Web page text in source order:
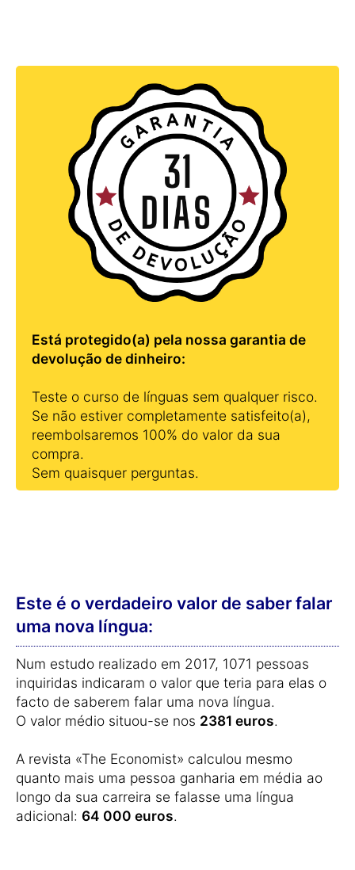
Está protegido(a) pela nossa garantia de
devolução de dinheiro:
Teste o curso de línguas sem qualquer risco.
Se não estiver completamente satisfeito(a),
reembolsaremos 100% do valor da sua
compra.
Sem quaisquer perguntas.
Este é o verdadeiro valor de saber falar
uma nova língua:
Num estudo realizado em 2017, 1071 pessoas
inquiridas indicaram o valor que teria para elas o
facto de saberem falar uma nova língua.
O valor médio situou-se nos 2381 euros.
A revista «The Economist» calculou mesmo
quanto mais uma pessoa ganharia em média ao
longo da sua carreira se falasse uma língua
adicional: 64 000 euros.